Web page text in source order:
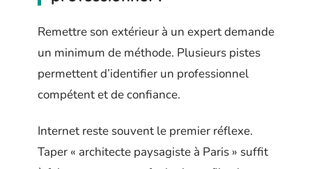
Remettre son extérieur à un expert demande
un minimum de méthode. Plusieurs pistes
permettent d’identifier un professionnel
compétent et de confiance.
Internet reste souvent le premier réflexe.
Taper « architecte paysagiste à Paris » suffit